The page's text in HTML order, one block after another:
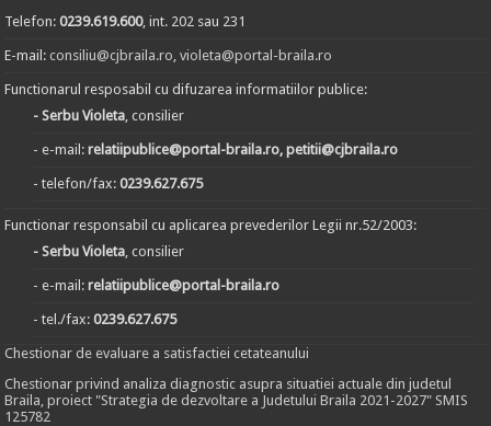
Telefon:0239.619.600, int. 202 sau 231
E-mail:consiliu@cjbraila.ro,violeta@portal-braila.ro
Functionarul resposabil cu difuzarea informatiilor publice:
- Serbu Violeta, consilier
- e-mail:relatiipublice@portal-braila.ro, petitii@cjbraila.ro
- telefon/fax:0239.627.675
Functionar responsabil cu aplicarea prevederilor Legii nr.52/2003:
- Serbu Violeta, consilier
- e-mail:relatiipublice@portal-braila.ro
- tel./fax:0239.627.675
Chestionar de evaluare a satisfactiei cetateanului
Chestionar privind analiza diagnostic asupra situatiei actuale din judetul
Braila, proiect "Strategia de dezvoltare a Judetului Braila 2021-2027" SMIS
125782